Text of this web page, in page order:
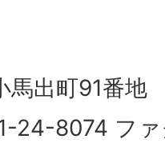
馬出町91番地
24-8074 フ